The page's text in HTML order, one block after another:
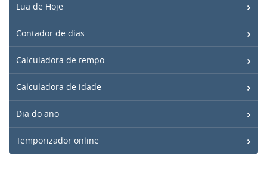
Lua de Hoje
Contador de dias
Calculadora de tempo
Calculadora de idade
Dia do ano
Temporizador online